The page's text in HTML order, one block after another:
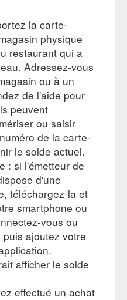
à Rennes - Le bon reflex photo
de portraits à
en solo, duo, famille,
entre amis! La prise de
de portrait à Rennes,
extérieur (Ille et Vilaine),
mail ou par téléphone. Une
www.le-bon-
entreprise - Le bon reflex photo
Photographe
Reportage photo EVJF,
Parce que dans la
inoubliables. Pour vos
lieu de votre choix afin de
Enterrement de vie de
. Que ce soit ...
et-entreprise/
LÉGALES - Le bon reflex photo
INFORMATIONS
Propriétaire : Auto
la carte-
physique
restaurant qui a
Adressez-vous
ou à un
de l'aide pour
peuvent
ou saisir
de la carte-
le solde actuel.
: si l'émetteur de
d'une
téléchargez-la et
smartphone ou
vous ou
ajoutez votre
afficher le solde
effectué un achat